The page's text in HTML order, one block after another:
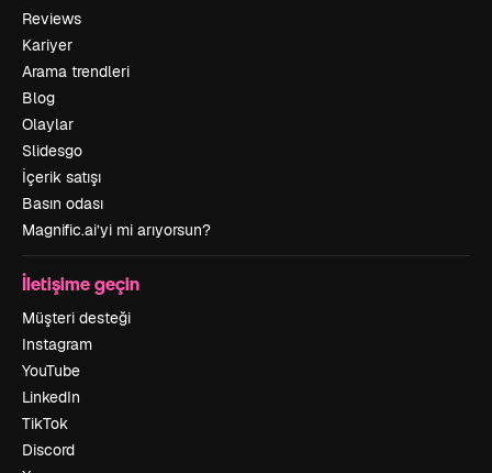
Reviews
Kariyer
Arama trendleri
Blog
Olaylar
Slidesgo
İçerik satışı
Basın odası
Magnific.ai’yi mi arıyorsun?
İletişime geçin
Müşteri desteği
Instagram
YouTube
LinkedIn
TikTok
Discord